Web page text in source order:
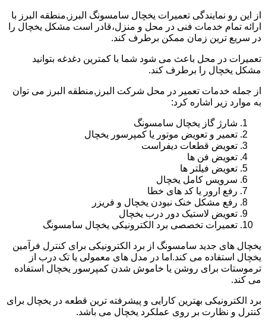
از این رو نمایندگی تعمیرات یخچال سامسونگ البرز,منطقه البرز با
ارائه تمام خدمات فنی در محل و منزل،قادر است مشکل یخچال را
در سریع ترین زمان ممکن برطرف کند.
تعمیرات در محل باعث می شود شما با کمترین دغدغه بتوانید
مشکل یخچال را برطرف کند.
از جمله خدمات تعمیر در محل شرکت البرز,منطقه البرز می توان
به موارد زیر اشاره کرد:
شارژ گاز یخچال سامسونگ
تعمیر و تعویض موتور یا کمپرسور یخچال
تعویض قطعات دیفراست
تعویض فن ها
تعویض فیلتر ها
سرویس کامل یخچال
رفع ارور یا کد های خطا
رفع مشکل خنک نبودن یخچال و فریزر
تعویض لاستیک دور درب یخچال
تعمیرات تخصصی برد الکترونیکی یخچال سامسونگ
یخچال های جدید سامسونگ از برد الکترونیکی برای کنترل فرآمین
یخچال استفاده می کند.اما در مدل های معمولی یا تک درب از
ترموستات برای روشن یا خاموش شدن کمپرسور یخچال استفاده
می کند.
برد الکترونیکی بهترین کارایی و پیشرفته ترین قطعه در یخچال برای
کنترل و نظارت بر روی عملکرد یخچال می باشد.